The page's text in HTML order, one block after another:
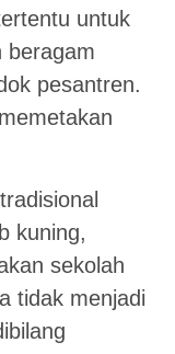
untuk
beragam
pesantren.
kuning,
sekolah
tidak menjadi